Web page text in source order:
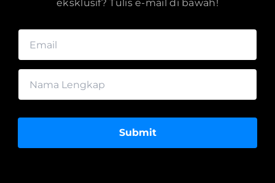
eksklusif? Tulis e-mail di bawah!
Submit